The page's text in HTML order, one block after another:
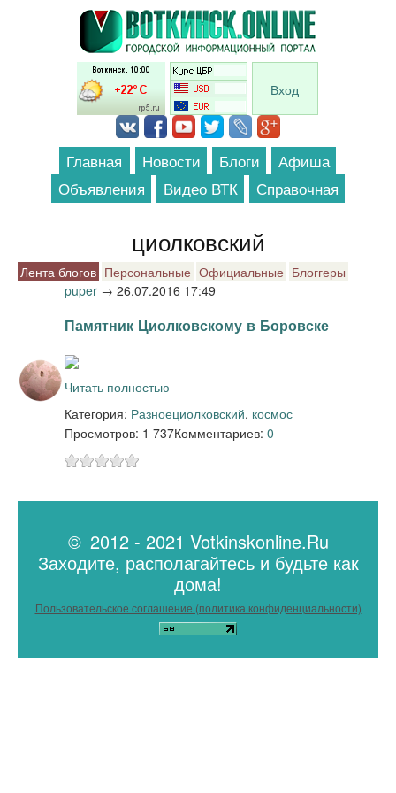
Перейти к основному содержанию
Вход
Главная Новости Блоги
Афиша
Объявления
Видео ВТК Справочная
циолковский
Лента блогов Персональные Официальные Блоггеры
puper → 26.07.2016 17:49
Памятник Циолковскому в Боровске
Читать полностью
Категория: Разноециолковский, космос
Просмотров: 1 737Комментариев: 0
© 2012 - 2021 Votkinskonline.Ru
Заходите, располагайтесь и будьте как
дома!
Пользовательское соглашение (политика конфиденциальности)